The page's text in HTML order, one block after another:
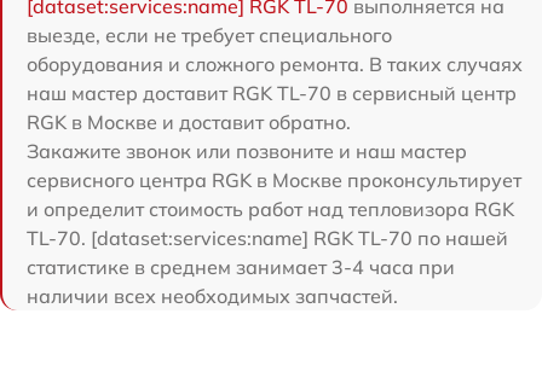
[dataset:services:name] RGK TL-70 выполняется на
выезде, если не требует специального
оборудования и сложного ремонта. В таких случаях
наш мастер доставит RGK TL-70 в сервисный центр
RGK в Москве и доставит обратно.
Закажите звонок или позвоните и наш мастер
сервисного центра RGK в Москве проконсультирует
и определит стоимость работ над тепловизора RGK
TL-70. [dataset:services:name] RGK TL-70 по нашей
статистике в среднем занимает 3-4 часа при
наличии всех необходимых запчастей.